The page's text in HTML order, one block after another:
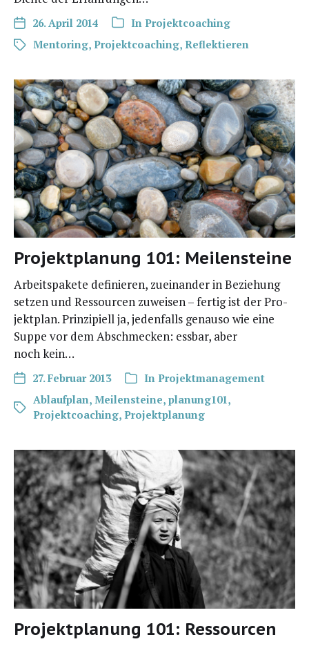
26. April 2014 In Projektcoaching
Mentoring, Projektcoaching, Reflektieren
Projektplanung 101: Meilensteine
Arbeits­pa­ke­te defi­nie­ren, zuein­an­der in Bezie­hung
set­zen und Res­sour­cen zuwei­sen – fer­tig ist der Pro­
jekt­plan. Prin­zi­pi­ell ja, jeden­falls genau­so wie eine
Sup­pe vor dem Abschme­cken: ess­bar, aber
noch kein…
27. Februar 2013 In Projektmanagement
Ablaufplan, Meilensteine, planung101,
Projektcoaching, Projektplanung
Projektplanung 101: Ressourcen